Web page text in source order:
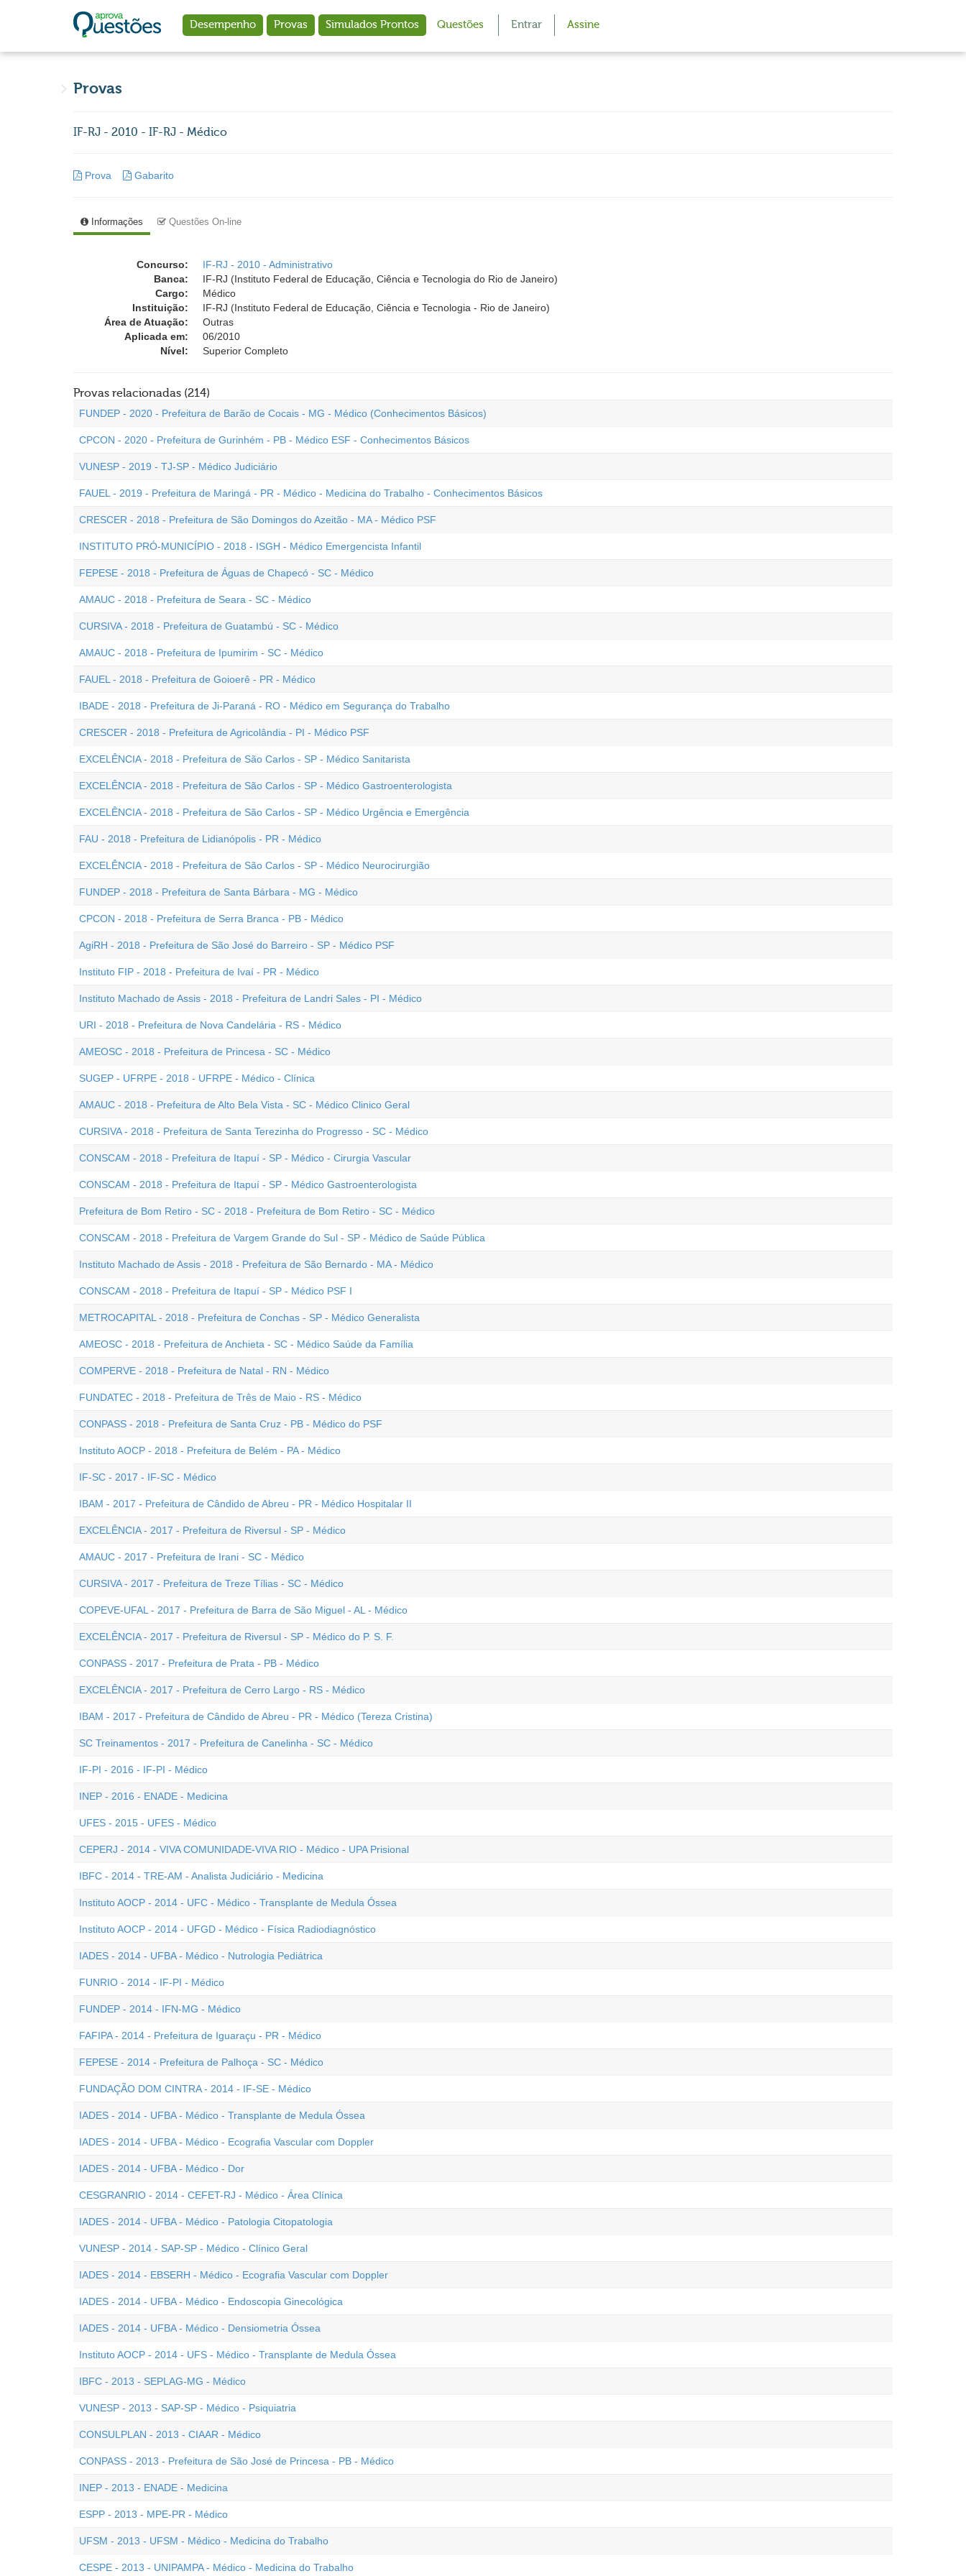
Desempenho Provas Simulados Prontos Questões Entrar Assine
Provas
IF-RJ - 2010 - IF-RJ - Médico
Prova Gabarito
Informações Questões On-line
Concurso:
IF-RJ - 2010 - Administrativo
Banca:
IF-RJ (Instituto Federal de Educação, Ciência e Tecnologia do Rio de Janeiro)
Cargo:
Médico
Instituição:
IF-RJ (Instituto Federal de Educação, Ciência e Tecnologia - Rio de Janeiro)
Área de Atuação:
Outras
Aplicada em:
06/2010
Nível:
Superior Completo
Provas relacionadas (214)
FUNDEP - 2020 - Prefeitura de Barão de Cocais - MG - Médico (Conhecimentos Básicos)
CPCON - 2020 - Prefeitura de Gurinhém - PB - Médico ESF - Conhecimentos Básicos
VUNESP - 2019 - TJ-SP - Médico Judiciário
FAUEL - 2019 - Prefeitura de Maringá - PR - Médico - Medicina do Trabalho - Conhecimentos Básicos
CRESCER - 2018 - Prefeitura de São Domingos do Azeitão - MA - Médico PSF
INSTITUTO PRÓ-MUNICÍPIO - 2018 - ISGH - Médico Emergencista Infantil
FEPESE - 2018 - Prefeitura de Águas de Chapecó - SC - Médico
AMAUC - 2018 - Prefeitura de Seara - SC - Médico
CURSIVA - 2018 - Prefeitura de Guatambú - SC - Médico
AMAUC - 2018 - Prefeitura de Ipumirim - SC - Médico
FAUEL - 2018 - Prefeitura de Goioerê - PR - Médico
IBADE - 2018 - Prefeitura de Ji-Paraná - RO - Médico em Segurança do Trabalho
CRESCER - 2018 - Prefeitura de Agricolândia - PI - Médico PSF
EXCELÊNCIA - 2018 - Prefeitura de São Carlos - SP - Médico Sanitarista
EXCELÊNCIA - 2018 - Prefeitura de São Carlos - SP - Médico Gastroenterologista
EXCELÊNCIA - 2018 - Prefeitura de São Carlos - SP - Médico Urgência e Emergência
FAU - 2018 - Prefeitura de Lidianópolis - PR - Médico
EXCELÊNCIA - 2018 - Prefeitura de São Carlos - SP - Médico Neurocirurgião
FUNDEP - 2018 - Prefeitura de Santa Bárbara - MG - Médico
CPCON - 2018 - Prefeitura de Serra Branca - PB - Médico
AgiRH - 2018 - Prefeitura de São José do Barreiro - SP - Médico PSF
Instituto FIP - 2018 - Prefeitura de Ivaí - PR - Médico
Instituto Machado de Assis - 2018 - Prefeitura de Landri Sales - PI - Médico
URI - 2018 - Prefeitura de Nova Candelária - RS - Médico
AMEOSC - 2018 - Prefeitura de Princesa - SC - Médico
SUGEP - UFRPE - 2018 - UFRPE - Médico - Clínica
AMAUC - 2018 - Prefeitura de Alto Bela Vista - SC - Médico Clinico Geral
CURSIVA - 2018 - Prefeitura de Santa Terezinha do Progresso - SC - Médico
CONSCAM - 2018 - Prefeitura de Itapuí - SP - Médico - Cirurgia Vascular
CONSCAM - 2018 - Prefeitura de Itapuí - SP - Médico Gastroenterologista
Prefeitura de Bom Retiro - SC - 2018 - Prefeitura de Bom Retiro - SC - Médico
CONSCAM - 2018 - Prefeitura de Vargem Grande do Sul - SP - Médico de Saúde Pública
Instituto Machado de Assis - 2018 - Prefeitura de São Bernardo - MA - Médico
CONSCAM - 2018 - Prefeitura de Itapuí - SP - Médico PSF I
METROCAPITAL - 2018 - Prefeitura de Conchas - SP - Médico Generalista
AMEOSC - 2018 - Prefeitura de Anchieta - SC - Médico Saúde da Família
COMPERVE - 2018 - Prefeitura de Natal - RN - Médico
FUNDATEC - 2018 - Prefeitura de Três de Maio - RS - Médico
CONPASS - 2018 - Prefeitura de Santa Cruz - PB - Médico do PSF
Instituto AOCP - 2018 - Prefeitura de Belém - PA - Médico
IF-SC - 2017 - IF-SC - Médico
IBAM - 2017 - Prefeitura de Cândido de Abreu - PR - Médico Hospitalar II
EXCELÊNCIA - 2017 - Prefeitura de Riversul - SP - Médico
AMAUC - 2017 - Prefeitura de Irani - SC - Médico
CURSIVA - 2017 - Prefeitura de Treze Tílias - SC - Médico
COPEVE-UFAL - 2017 - Prefeitura de Barra de São Miguel - AL - Médico
EXCELÊNCIA - 2017 - Prefeitura de Riversul - SP - Médico do P. S. F.
CONPASS - 2017 - Prefeitura de Prata - PB - Médico
EXCELÊNCIA - 2017 - Prefeitura de Cerro Largo - RS - Médico
IBAM - 2017 - Prefeitura de Cândido de Abreu - PR - Médico (Tereza Cristina)
SC Treinamentos - 2017 - Prefeitura de Canelinha - SC - Médico
IF-PI - 2016 - IF-PI - Médico
INEP - 2016 - ENADE - Medicina
UFES - 2015 - UFES - Médico
CEPERJ - 2014 - VIVA COMUNIDADE-VIVA RIO - Médico - UPA Prisional
IBFC - 2014 - TRE-AM - Analista Judiciário - Medicina
Instituto AOCP - 2014 - UFC - Médico - Transplante de Medula Óssea
Instituto AOCP - 2014 - UFGD - Médico - Física Radiodiagnóstico
IADES - 2014 - UFBA - Médico - Nutrologia Pediátrica
FUNRIO - 2014 - IF-PI - Médico
FUNDEP - 2014 - IFN-MG - Médico
FAFIPA - 2014 - Prefeitura de Iguaraçu - PR - Médico
FEPESE - 2014 - Prefeitura de Palhoça - SC - Médico
FUNDAÇÃO DOM CINTRA - 2014 - IF-SE - Médico
IADES - 2014 - UFBA - Médico - Transplante de Medula Óssea
IADES - 2014 - UFBA - Médico - Ecografia Vascular com Doppler
IADES - 2014 - UFBA - Médico - Dor
CESGRANRIO - 2014 - CEFET-RJ - Médico - Área Clínica
IADES - 2014 - UFBA - Médico - Patologia Citopatologia
VUNESP - 2014 - SAP-SP - Médico - Clínico Geral
IADES - 2014 - EBSERH - Médico - Ecografia Vascular com Doppler
IADES - 2014 - UFBA - Médico - Endoscopia Ginecológica
IADES - 2014 - UFBA - Médico - Densiometria Óssea
Instituto AOCP - 2014 - UFS - Médico - Transplante de Medula Óssea
IBFC - 2013 - SEPLAG-MG - Médico
VUNESP - 2013 - SAP-SP - Médico - Psiquiatria
CONSULPLAN - 2013 - CIAAR - Médico
CONPASS - 2013 - Prefeitura de São José de Princesa - PB - Médico
INEP - 2013 - ENADE - Medicina
ESPP - 2013 - MPE-PR - Médico
UFSM - 2013 - UFSM - Médico - Medicina do Trabalho
CESPE - 2013 - UNIPAMPA - Médico - Medicina do Trabalho